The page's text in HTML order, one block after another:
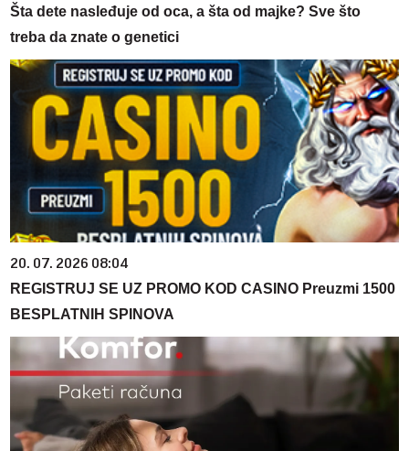
Šta dete nasleđuje od oca, a šta od majke? Sve što
treba da znate o genetici
20. 07. 2026 08:04
REGISTRUJ SE UZ PROMO KOD CASINO Preuzmi 1500
BESPLATNIH SPINOVA